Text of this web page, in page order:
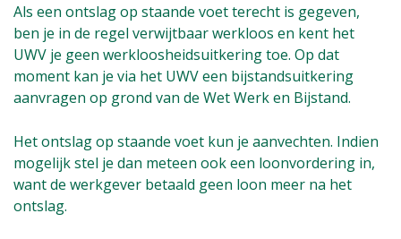
Als een ontslag op staande voet terecht is gegeven,
ben je in de regel verwijtbaar werkloos en kent het
UWV je geen werkloosheidsuitkering toe. Op dat
moment kan je via het UWV een bijstandsuitkering
aanvragen op grond van de Wet Werk en Bijstand.
Het ontslag op staande voet kun je aanvechten. Indien
mogelijk stel je dan meteen ook een loonvordering in,
want de werkgever betaald geen loon meer na het
ontslag.